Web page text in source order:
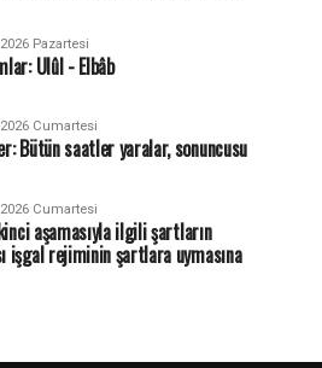
Pazartesi
Ulûl - Elbâb
Cumartesi
Bütün saatler yaralar, sonuncusu
Cumartesi
aşamasıyla ilgili şartların
işgal rejiminin şartlara uymasına